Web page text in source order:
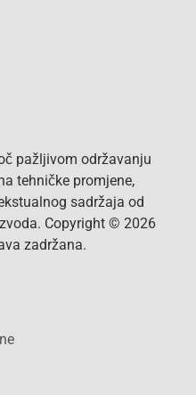
pažljivom održavanju
tehničke promjene,
sadržaja od
Copyright © 2026
zadržana.